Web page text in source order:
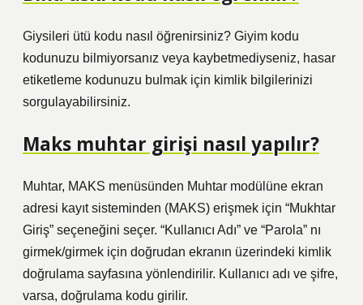
Giysileri ütü kodu nasıl öğrenirsiniz? Giyim kodu
kodunuzu bilmiyorsanız veya kaybetmediyseniz, hasar
etiketleme kodunuzu bulmak için kimlik bilgilerinizi
sorgulayabilirsiniz.
Maks muhtar girişi nasıl yapılır?
Muhtar, MAKS menüsünden Muhtar modülüne ekran
adresi kayıt sisteminden (MAKS) erişmek için “Mukhtar
Giriş” seçeneğini seçer. “Kullanıcı Adı” ve “Parola” nı
girmek/girmek için doğrudan ekranın üzerindeki kimlik
doğrulama sayfasına yönlendirilir. Kullanıcı adı ve şifre,
varsa, doğrulama kodu girilir.